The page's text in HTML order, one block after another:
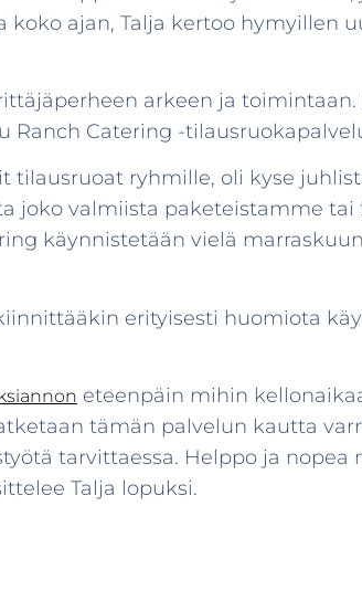
ajan, Talja kertoo hymyillen
arkeen ja toimintaan.
Catering -
ryhmille, oli kyse
joko valmiista paketeistamme tai
käynnistetään vielä
erityisesti huomiota
eteenpäin mihin
tämän palvelun kautta
tarvittaessa. Helppo ja nopea
Talja lopuksi.